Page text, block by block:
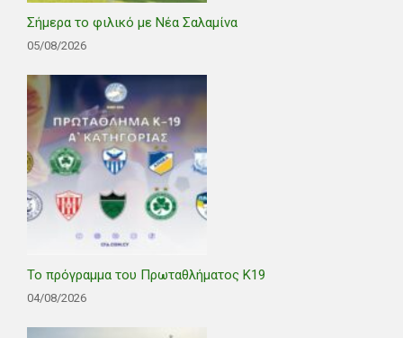
Σήμερα το φιλικό με Νέα Σαλαμίνα
05/08/2026
Το πρόγραμμα του Πρωταθλήματος Κ19
04/08/2026